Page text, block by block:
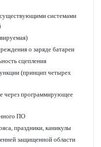
сис­темами
о заряде бат­ареи
сцеп­ления
(принцип чет­ырех
через программирующее
ПО
праздники, каникулы
защищенной области